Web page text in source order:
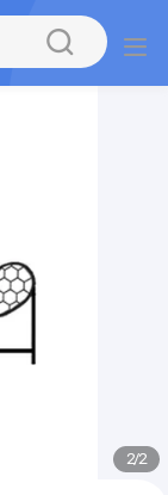
2/2